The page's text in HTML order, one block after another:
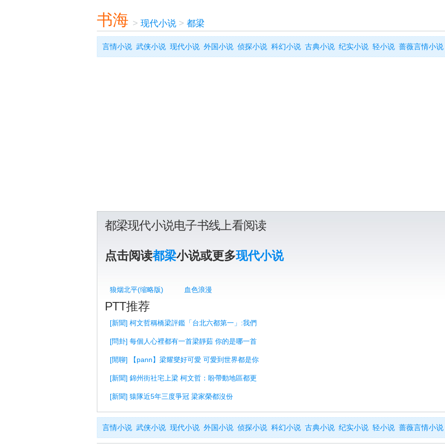
书海 > 现代小说> 都梁
言情小说 武侠小说 现代小说 外国小说 侦探小说 科幻小说 古典小说 纪实小说 轻小说 蔷薇言情小说
都梁现代小说电子书线上看阅读
点击阅读都梁小说或更多现代小说
狼烟北平(缩略版) 血色浪漫
PTT推荐
[新聞] 柯文哲稱橋梁評鑑「台北六都第一」:我們
[問卦] 每個人心裡都有一首梁靜茹 你的是哪一首
[閒聊] 【pann】梁耀燮好可愛 可愛到世界都是你
[新聞] 錦州街社宅上梁 柯文哲：盼帶動地區都更
[新聞] 猿隊近5年三度爭冠 梁家榮都沒份
言情小说 武侠小说 现代小说 外国小说 侦探小说 科幻小说 古典小说 纪实小说 轻小说 蔷薇言情小说